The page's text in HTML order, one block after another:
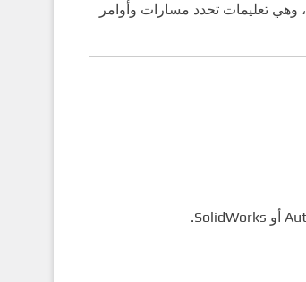
، وهي تعليمات تحدد مسارات وأوامر